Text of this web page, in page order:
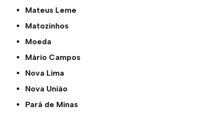
Mateus Leme
Matozinhos
Moeda
Mário Campos
Nova Lima
Nova União
Pará de Minas